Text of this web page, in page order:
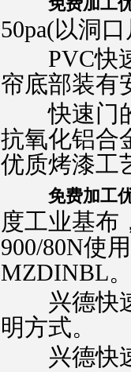
50pa(以洞
PVC快速
帘底部装有
快速门的
抗氧化铝合
优质烤漆工
免费加工
度工业基布
900/80N使
MZDINBL
兴德快速
明方式。
兴德快速